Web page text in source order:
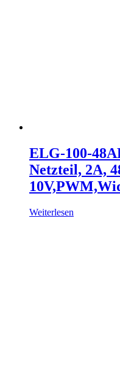
ELG-100-
Netzteil, 2A,
Weiterlesen